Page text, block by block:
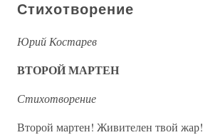
Стихотворение
Юрий Костарев
ВТОРОЙ МАРТЕН
Стихотворение
Второй мартен! Живителен твой жар!